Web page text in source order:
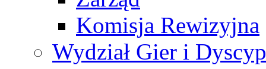
Komisja Rewizyjna
Wydział Gier i